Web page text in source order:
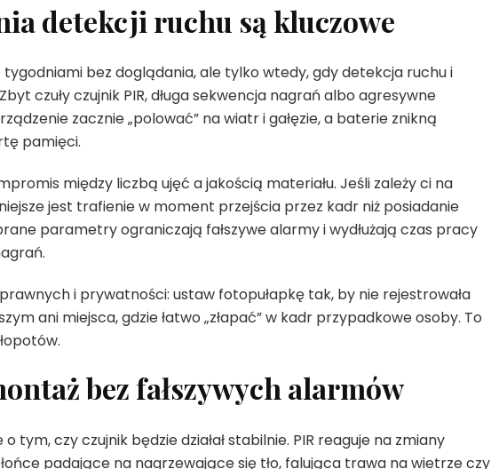
detekcji ruchu są kluczowe
tygodniami bez doglądania, ale tylko wtedy, gdy detekcja ruchu i
czuły czujnik PIR, długa sekwencja nagrań albo agresywne
zacznie „polować” na wiatr i gałęzie, a baterie znikną
pamięci.
między liczbą ujęć a jakością materiału. Jeśli zależy ci na
jest trafienie w moment przejścia przez kadr niż posiadanie
parametry ograniczają fałszywe alarmy i wydłużają czas pracy
i prywatności: ustaw fotopułapkę tak, by nie rejestrowała
ani miejsca, gdzie łatwo „złapać” w kadr przypadkowe osoby. To
bez fałszywych alarmów
tym, czy czujnik będzie działał stabilnie. PIR reaguje na zmiany
padające na nagrzewające się tło, falująca trawa na wietrze czy